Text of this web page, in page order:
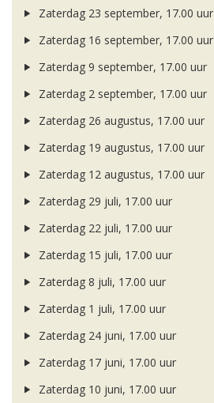
Zaterdag 23 september, 17.00 uur
Zaterdag 16 september, 17.00 uur
Zaterdag 9 september, 17.00 uur
Zaterdag 2 september, 17.00 uur
Zaterdag 26 augustus, 17.00 uur
Zaterdag 19 augustus, 17.00 uur
Zaterdag 12 augustus, 17.00 uur
Zaterdag 29 juli, 17.00 uur
Zaterdag 22 juli, 17.00 uur
Zaterdag 15 juli, 17.00 uur
Zaterdag 8 juli, 17.00 uur
Zaterdag 1 juli, 17.00 uur
Zaterdag 24 juni, 17.00 uur
Zaterdag 17 juni, 17.00 uur
Zaterdag 10 juni, 17.00 uur